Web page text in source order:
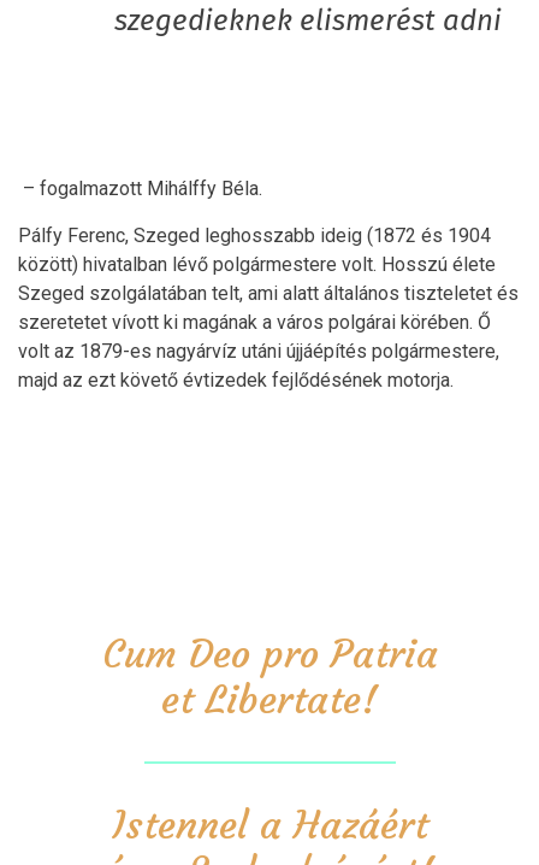
szegedieknek elismerést adni
– fogalmazott Mihálffy Béla.
Pálfy Ferenc, Szeged leghosszabb ideig (1872 és 1904
között) hivatalban lévő polgármestere volt. Hosszú élete
Szeged szolgálatában telt, ami alatt általános tiszteletet és
szeretetet vívott ki magának a város polgárai körében. Ő
volt az 1879-es nagyárvíz utáni újjáépítés polgármestere,
majd az ezt követő évtizedek fejlődésének motorja.
Cum Deo pro Patria
et Libertate!
Istennel a Hazáért